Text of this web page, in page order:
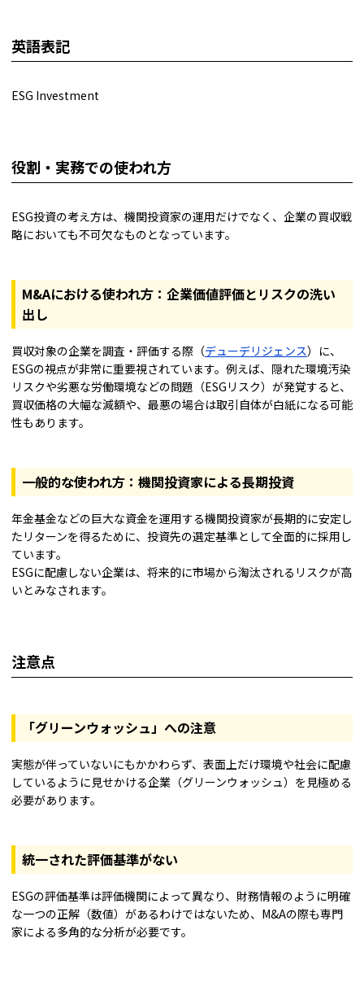
英語表記
ESG Investment
役割・実務での使われ方
ESG投資の考え方は、機関投資家の運用だけでなく、企業の買収戦
略においても不可欠なものとなっています。
M&Aにおける使われ方：企業価値評価とリスクの洗い
出し
買収対象の企業を調査・評価する際（デューデリジェンス）に、
ESGの視点が非常に重要視されています。例えば、隠れた環境汚染
リスクや劣悪な労働環境などの問題（ESGリスク）が発覚すると、
買収価格の大幅な減額や、最悪の場合は取引自体が白紙になる可能
性もあります。
一般的な使われ方：機関投資家による長期投資
年金基金などの巨大な資金を運用する機関投資家が長期的に安定し
たリターンを得るために、投資先の選定基準として全面的に採用し
ています。
ESGに配慮しない企業は、将来的に市場から淘汰されるリスクが高
いとみなされます。
注意点
「グリーンウォッシュ」への注意
実態が伴っていないにもかかわらず、表面上だけ環境や社会に配慮
しているように見せかける企業（グリーンウォッシュ）を見極める
必要があります。
統一された評価基準がない
ESGの評価基準は評価機関によって異なり、財務情報のように明確
な一つの正解（数値）があるわけではないため、M&Aの際も専門
家による多角的な分析が必要です。